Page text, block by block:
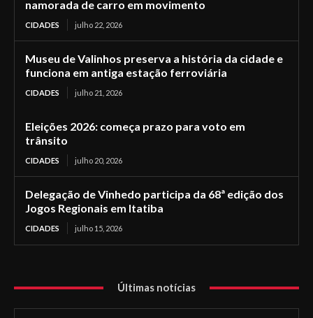
namorada de carro em movimento
CIDADES julho 22, 2026
Museu de Valinhos preserva a história da cidade e
funciona em antiga estação ferroviária
CIDADES julho 21, 2026
Eleições 2026: começa prazo para voto em
trânsito
CIDADES julho 20, 2026
Delegação de Vinhedo participa da 68ª edição dos
Jogos Regionais em Itatiba
CIDADES julho 15, 2026
Últimas notícias